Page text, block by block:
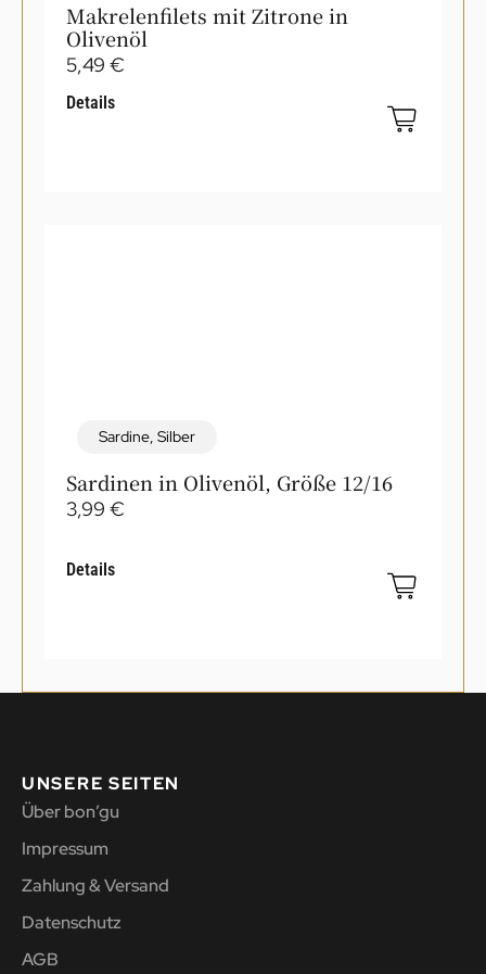
Makrelenfilets mit Zitrone in
Olivenöl
5,49 €
Details
Sardine, Silber
Sardinen in Olivenöl, Größe 12/16
3,99 €
Details
UNSERE SEITEN
Über bon’gu
Impressum
Zahlung & Versand
Datenschutz
AGB